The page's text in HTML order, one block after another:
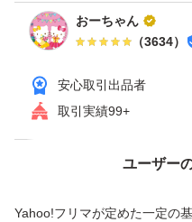
おーちゃん
（3634）
安心取引出品者
取引実績99+
ユーザー
Yahoo!フリマが定めた一定の
価格の相談